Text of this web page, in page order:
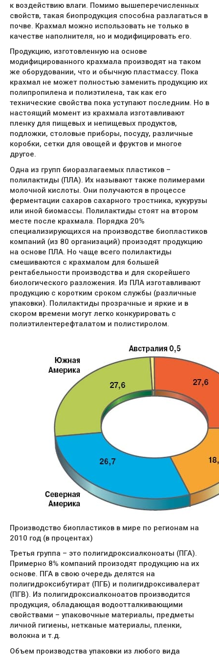
к воздействию влаги. Помимо вышеперечисленных
свойств, такая биопродукция способна разлагаться в
почве. Крахмал можно использовать не только в
качестве наполнителя, но и модифицировать его.
Продукцию, изготовленную на основе
модифицированного крахмала производят на таком
же оборудовании, что и обычную пластмассу. Пока
крахмал не может полностью заменить продукцию их
полипропилена и полиэтилена, так как его
технические свойства пока уступают последним. Но в
настоящий момент из крахмала изготавливают
пленку для пищевых и непищевых продуктов,
подложки, столовые приборы, посуду, различные
коробки, сетки для овощей и фруктов и многое
другое.
Одна из групп биоразлагаемых пластиков –
полилактиды (ПЛА). Их называют также полимерами
молочной кислоты. Они получаются в процессе
ферментации сахаров сахарного тростника, кукурузы
или иной биомассы. Полилактиды стоят на втором
месте после крахмала. Порядка 20%
специализирующихся на производстве биопластиков
компаний (из 80 организаций) произодят продукцию
на основе ПЛА. Но чаще всего полилактиды
смешиваются с крахмалом для большей
рентабельности производства и для скорейшего
биологического разложения. Из ПЛА изготавливают
продукцию с коротким сроком службы (различные
упаковки). Полилактиды прозрачные и яркие и в
скором времени могут легко конкурировать с
полиэтилентерефталатом и полистиролом.
Производство биопластиков в мире по регионам на
2010 год (в процентах)
Третья группа – это полигидроксиалконоаты (ПГА).
Примерно 8% компаний произодят продукцию на их
основе. ПГА в свою очередь делятся на
полигидроксибутират (ПГБ) и полигидроксивалерат
(ПГВ). Из полигидроксиалконоатов производится
продукция, обладающая водоотталкивающими
свойствами – упаковочные материалы, предметы
личной гигиены, нетканые материалы, пленки,
волокна и т.д.
Объем производства упаковки из любого вида